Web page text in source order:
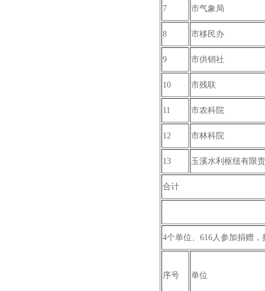
7 市气象局
8 市移民办
9 市供销社
10 市残联
11 市农科院
12 市林科院
13 玉溪水利枢纽有限
合计
4个单位、616人参加捐赠，
序号 单位